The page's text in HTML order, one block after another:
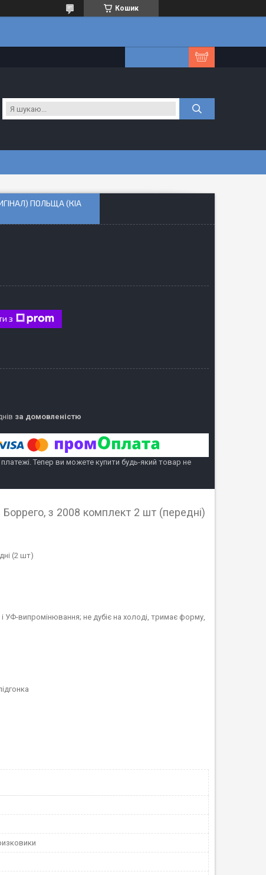
Кошик
ПОЛЬЩА (КІА
з
за домовленістю
платежі. Тепер ви можете купити будь-який товар не
з 2008 комплект 2 шт (передні)
(2 шт)
УФ-випромінювання; не дубіє на холоді, тримає форму,